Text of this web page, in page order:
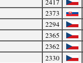
2417
2373
2294
2365
2362
2330